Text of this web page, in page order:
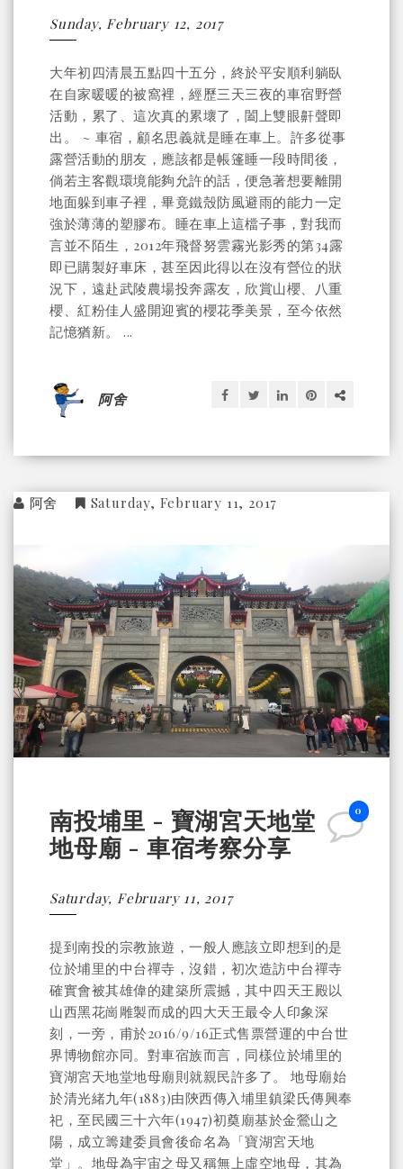
Sunday, February 12, 2017
大年初四清晨五點四十五分，終於平安順利躺臥
在自家暖暖的被窩裡，經歷三天三夜的車宿野營
活動，累了、這次真的累壞了，闔上雙眼鼾聲即
出。 ~ 車宿，顧名思義就是睡在車上。許多從事
露營活動的朋友，應該都是帳篷睡一段時間後，
倘若主客觀環境能夠允許的話，便急著想要離開
地面躲到車子裡，畢竟鐵殼防風避雨的能力一定
強於薄薄的塑膠布。睡在車上這檔子事，對我而
言並不陌生，2012年飛督努雲霧光影秀的第34露
即已購製好車床，甚至因此得以在沒有營位的狀
況下，遠赴武陵農場投奔露友，欣賞山櫻、八重
櫻、紅粉佳人盛開迎賓的櫻花季美景，至今依然
記憶猶新。 ...
阿舍
阿舍 Saturday, February 11, 2017
0
南投埔里 - 寶湖宮天地堂
地母廟 - 車宿考察分享
Saturday, February 11, 2017
提到南投的宗教旅遊，一般人應該立即想到的是
位於埔里的中台禪寺，沒錯，初次造訪中台禪寺
確實會被其雄偉的建築所震撼，其中四天王殿以
山西黑花崗雕製而成的四大天王最令人印象深
刻，一旁，甫於2016/9/16正式售票營運的中台世
界博物館亦同。對車宿族而言，同樣位於埔里的
寶湖宮天地堂地母廟則就親民許多了。 地母廟始
於清光緒九年(1883)由陝西傳入埔里鎮梁氏傳興奉
祀，至民國三十六年(1947)初奠廟基於金鶯山之
陽，成立籌建委員會後命名為「寶湖宮天地
堂」。地母為宇宙之母又稱無上虛空地母，其為